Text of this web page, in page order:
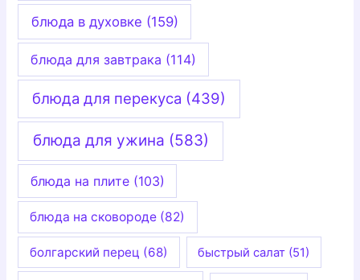
блюда в духовке (159)
блюда для завтрака (114)
блюда для перекуса (439)
блюда для ужина (583)
блюда на плите(103)
блюда на сковороде (82)
болгарский перец (68) быстрый салат (51)